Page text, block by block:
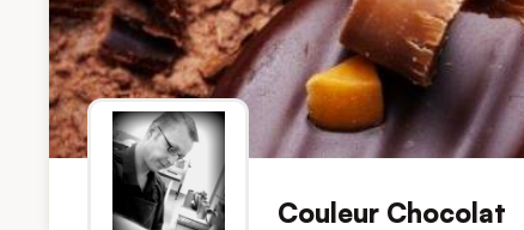
Couleur Chocolat